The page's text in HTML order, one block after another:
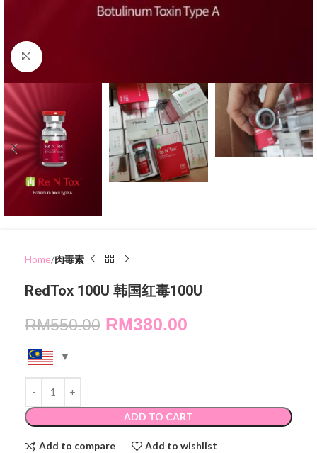
Click to enlarge
Home 肉毒素
RedTox 100U 韩国红毒100U
RM550.00 RM380.00
ADD TO CART
Add to compare Add to wishlist